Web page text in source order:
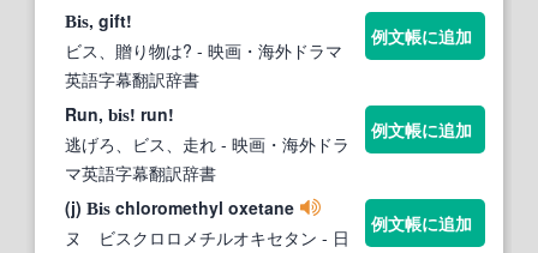
Bis, gift!
ビス、贈り物は? - 映画・海外ドラマ
英語字幕翻訳辞書
例文帳に追加
Run, bis! run!
逃げろ、ビス、走れ - 映画・海外ドラ
マ英語字幕翻訳辞書
例文帳に追加
(j) Bis chloromethyl oxetane
ヌ ビスクロロメチルオキセタン - 日
例文帳に追加